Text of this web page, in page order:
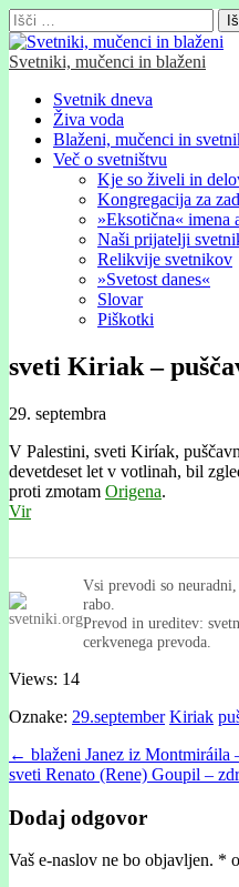
Išči:
Svetniki, mučenci in blaženi
Glavni
meni
Skip
content
Svetnik dneva
Živa voda
Blaženi, mučenci in
Več o svetništvu
Kje so živeli in
Kongregacija za
»Eksotična« imena
Naši prijatelji
Relikvije svetnikov
»Svetost danes«
Slovar
Piškotki
sveti Kiriak –
29. septembra
V Palestini, sveti Kiríak,
devetdeset let v votlinah, bil
proti zmotam Origena.
Vir
Vsi prevodi so
rabo.
Prevod in ureditev:
cerkvenega prevoda.
Views: 14
Oznake: 29.september Kiriak
Post
navigation
← blaženi Janez iz Montmiráila
sveti Renato (Rene) Goupil –
Dodaj odgovor
Vaš e-naslov ne bo objavljen. *